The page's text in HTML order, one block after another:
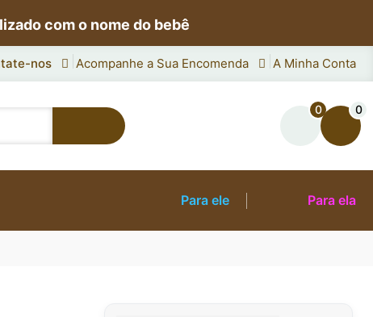
com o nome do bebê
nos Acompanhe a Sua Encomenda A Minha Conta
0 0
Para ele Para ela